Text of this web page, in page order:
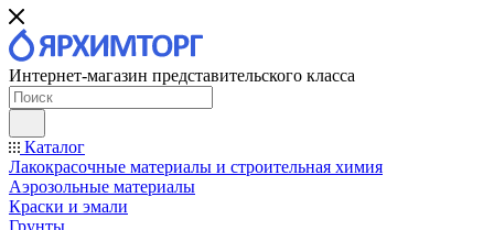
Интернет-магазин представительского класса
Каталог
Лакокрасочные материалы и строительная химия
Аэрозольные материалы
Краски и эмали
Грунты